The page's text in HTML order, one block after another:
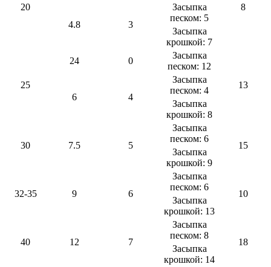
20
8
4.8
3
Засыпка
песком: 5
Засыпка
крошкой: 7
25
24 0
Засыпка
песком: 12
13
6
4
Засыпка
песком: 4
Засыпка
крошкой: 8
30 7.5 5
Засыпка
песком: 6
15
Засыпка
крошкой: 9
32-35 9 6
Засыпка
песком: 6
10
Засыпка
крошкой: 13
40 12 7
Засыпка
песком: 8
18
Засыпка
крошкой: 14